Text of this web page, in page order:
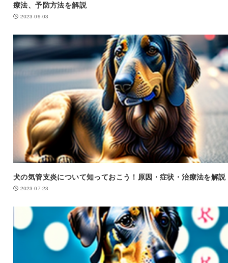
療法、予防方法を解説
2023-09-03
犬の気管支炎について知っておこう！原因・症状・治療法を解説
2023-07-23